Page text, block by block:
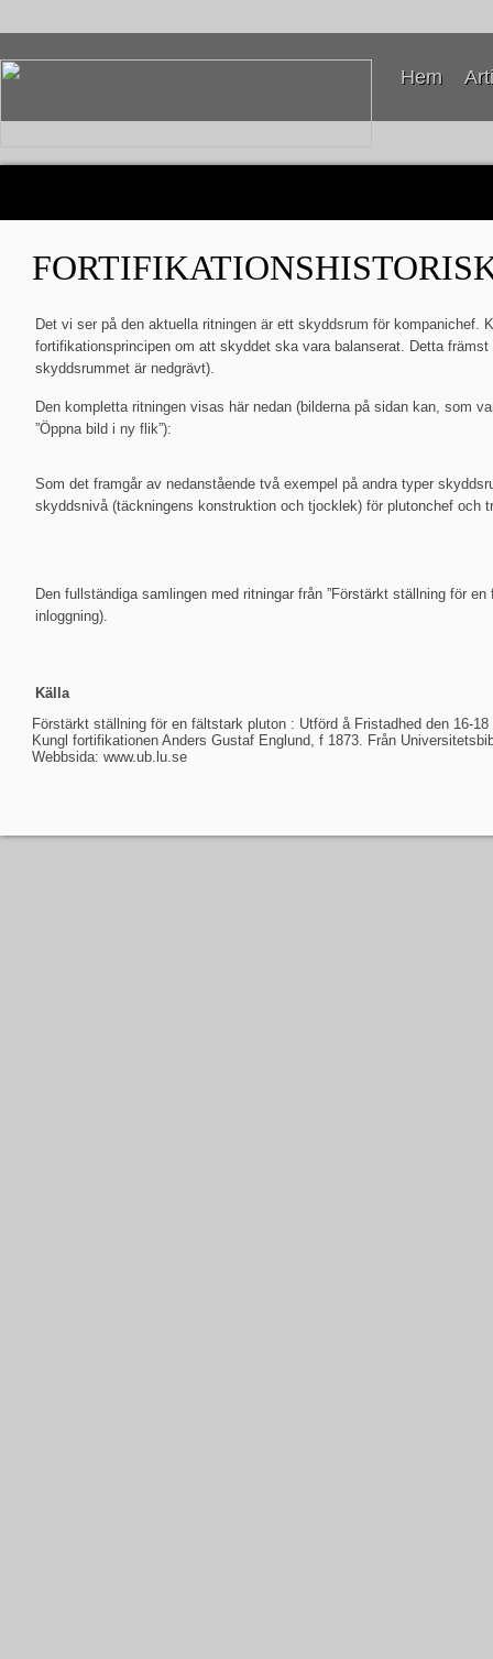
Hem
Det vi ser på den aktuella ritningen är ett skyddsrum för kompanichef.
fortifikationsprincipen om att skyddet ska vara balanserat. Detta
skyddsrummet är nedgrävt).
Den kompletta ritningen visas här nedan (bilderna på sidan kan, som
”Öppna bild i ny flik”):
Som det framgår av nedanstående två exempel på andra typer
skyddsnivå (täckningens konstruktion och tjocklek) för plutonchef och
Den fullständiga samlingen med ritningar från ”Förstärkt ställning för
inloggning).
Källa
Förstärkt ställning för en fältstark pluton : Utförd å Fristadhed den 16-
Kungl fortifikationen Anders Gustaf Englund, f 1873. Från
Webbsida: www.ub.lu.se